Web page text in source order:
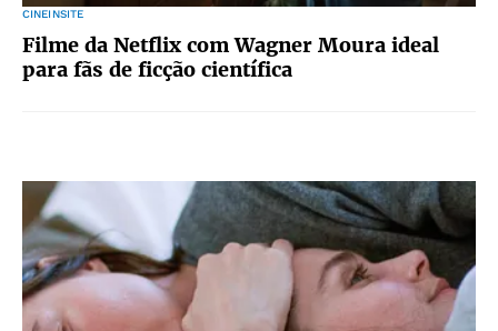
CINEINSITE
Filme da Netflix com Wagner Moura ideal
para fãs de ficção científica